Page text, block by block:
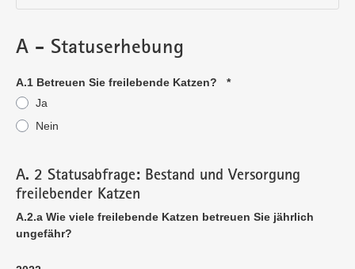
A - Statuserhebung
A.1 Betreuen Sie freilebende Katzen?
*
Ja
Nein
A. 2 Statusabfrage: Bestand und Versorgung
freilebender Katzen
A.2.a Wie viele freilebende Katzen betreuen Sie jährlich
ungefähr?